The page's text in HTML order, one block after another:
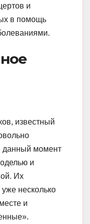
и
в помощь
известный
данный момент
и
Их
несколько
и